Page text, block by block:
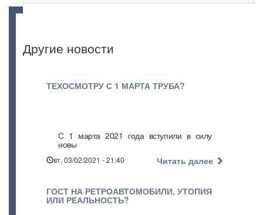
Другие новости
ТЕХОСМОТРУ С 1 МАРТА ТРУБА?
С 1 марта 2021 года вступили в силу
новы
вт, 03/02/2021 - 21:40 Читать далее
ГОСТ НА РЕТРОАВТОМОБИЛИ, УТОПИЯ
ИЛИ РЕАЛЬНОСТЬ?